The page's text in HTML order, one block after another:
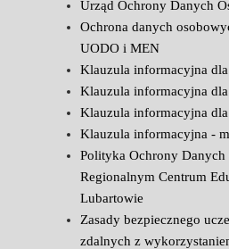
Urząd Ochrony Danych
Ochrona danych
UODO i MEN
Klauzula informacyjna
Klauzula informacyjna
Klauzula informacyjna
Klauzula informacyjna -
Polityka Ochrony
Regionalnym Centrum
Lubartowie
Zasady bezpiecznego
zdalnych z